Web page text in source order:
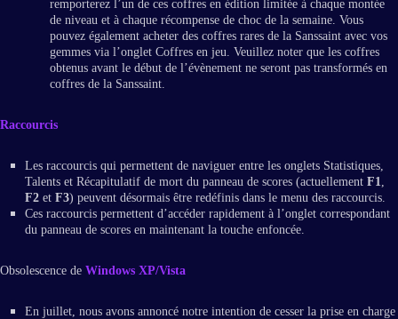
remporterez l’un de ces coffres en édition limitée à chaque montée
de niveau et à chaque récompense de choc de la semaine. Vous
pouvez également acheter des coffres rares de la Sanssaint avec vos
gemmes via l’onglet Coffres en jeu. Veuillez noter que les coffres
obtenus avant le début de l’évènement ne seront pas transformés en
coffres de la Sanssaint.
Raccourcis
Les raccourcis qui permettent de naviguer entre les onglets Statistiques,
Talents et Récapitulatif de mort du panneau de scores (actuellement F1
F2 et F3) peuvent désormais être redéfinis dans le menu des raccourcis.
Ces raccourcis permettent d’accéder rapidement à l’onglet correspondant
du panneau de scores en maintenant la touche enfoncée.
Obsolescence de Windows XP/Vista
En juillet, nous avons annoncé notre intention de cesser la prise en charge